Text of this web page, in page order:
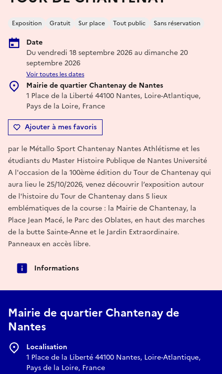
Exposition Gratuit Sur place Tout public Sans réservation
Date
Du vendredi 18 septembre 2026 au dimanche 20
septembre 2026
Voir toutes les dates
Mairie de quartier Chantenay de Nantes
1 Place de la Liberté 44100 Nantes, Loire-Atlantique,
Pays de la Loire, France
Ajouter à mes favoris
par le Métallo Sport Chantenay Nantes Athlétisme et les
étudiants du Master Histoire Publique de Nantes Université
A l'occasion de la 100ème édition du Tour de Chantenay qui
aura lieu le 25/10/2026, venez découvrir l’exposition autour
de l'histoire du Tour de Chantenay dans 5 lieux
emblématiques de la course : la Mairie de Chantenay, la
Place Jean Macé, le Parc des Oblates, en haut des marches
de la butte Sainte-Anne et le Jardin Extraordinaire.
Panneaux en accès libre.
Informations
Mairie de quartier Chantenay de
Nantes
Localisation
1 Place de la Liberté 44100 Nantes, Loire-Atlantique,
Pays de la Loire, France